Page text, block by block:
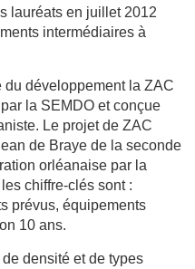
lauréats en juillet 2012
intermédiaires à
du développement la ZAC
la SEMDO et conçue
Le projet de ZAC
de Braye de la seconde
orléanaise par la
chiffre-clés sont :
prévus, équipements
10 ans.
densité et de types